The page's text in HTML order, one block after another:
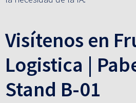
Visítenos en
Logistica |
Stand B-01